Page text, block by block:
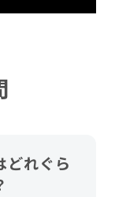
どれぐら